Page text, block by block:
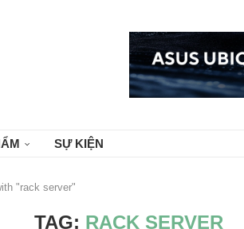
SỰ KIỆN
"rack server"
TAG: RACK SERVER